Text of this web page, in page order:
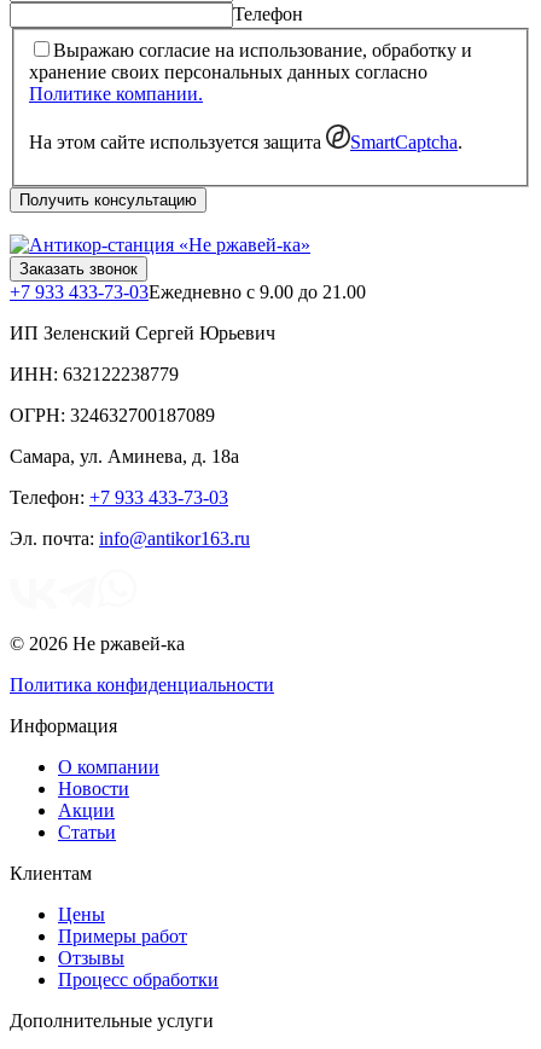
Телефон
Выражаю согласие на использование, обработку и
хранение своих персональных данных согласно
Политике компании.
На этом сайте используется защита SmartCaptcha.
Получить консультацию
Заказать звонок
+7 933 433-73-03Ежедневно с 9.00 до 21.00
ИП Зеленский Сергей Юрьевич
ИНН: 632122238779
ОГРН: 324632700187089
Самара, ул. Аминева, д. 18а
Телефон: +7 933 433-73-03
Эл. почта: info@antikor163.ru
© 2026 Не ржавей-ка
Политика конфиденциальности
Информация
О компании
Новости
Акции
Статьи
Клиентам
Цены
Примеры работ
Отзывы
Процесс обработки
Дополнительные услуги